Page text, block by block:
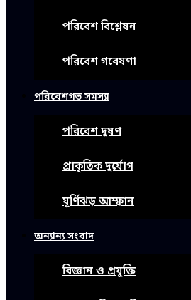
পরিবেশ বিশ্লেষন
পরিবেশ গবেষণা
পরিবেশগত সমস্যা
পরিবেশ দূষণ
প্রাকৃতিক দুর্যোগ
ঘূর্ণিঝড় আম্ফান
অন্যান্য সংবাদ
বিজ্ঞান ও প্রযুক্তি